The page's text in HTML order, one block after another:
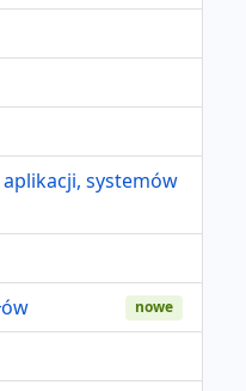
systemów
nowe